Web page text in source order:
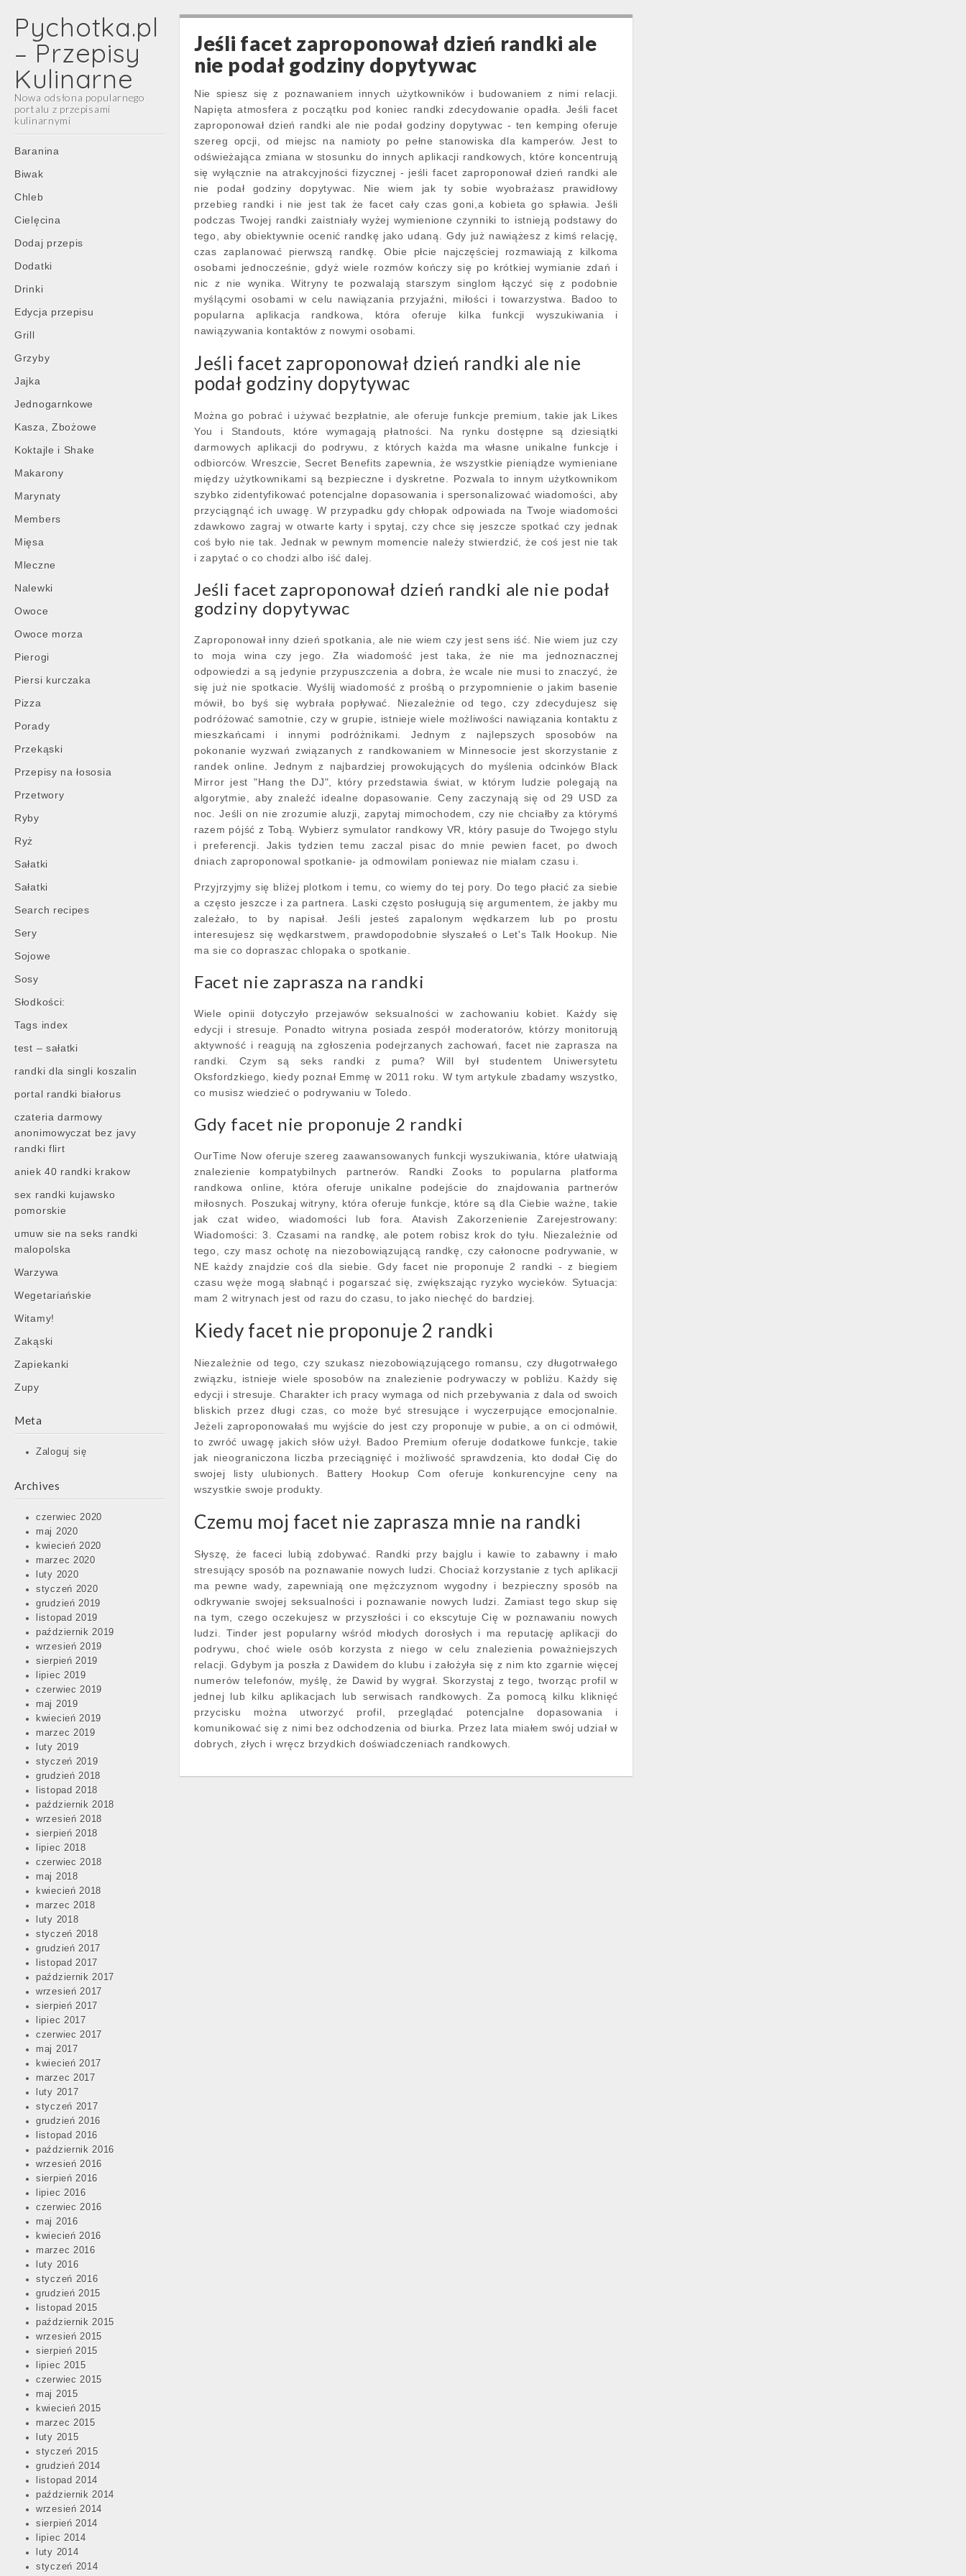
Pychotka.pl
– Przepisy
Kulinarne
Nowa odsłona popularnego
portalu z przepisami
kulinarnymi
Main
menu
Skip
content
Baranina
Biwak
Chleb
Cielęcina
Dodaj przepis
Dodatki
Drinki
Edycja przepisu
Grill
Grzyby
Jajka
Jednogarnkowe
Kasza, Zbożowe
Koktajle i Shake
Makarony
Marynaty
Members
Mięsa
Mleczne
Nalewki
Owoce
Owoce morza
Pierogi
Piersi kurczaka
Pizza
Porady
Przekąski
Przepisy na łososia
Przetwory
Ryby
Ryż
Sałatki
Sałatki
Search recipes
Sery
Sojowe
Sosy
Słodkości:
Tags index
test – sałatki
randki dla singli koszalin
portal randki białorus
czateria darmowy
anonimowyczat bez javy
randki flirt
aniek 40 randki krakow
sex randki kujawsko
pomorskie
umuw sie na seks randki
malopolska
Warzywa
Wegetariańskie
Witamy!
Zakąski
Zapiekanki
Zupy
Meta
Zaloguj się
Archives
czerwiec 2020
maj 2020
kwiecień 2020
marzec 2020
luty 2020
styczeń 2020
grudzień 2019
listopad 2019
październik 2019
wrzesień 2019
sierpień 2019
lipiec 2019
czerwiec 2019
maj 2019
kwiecień 2019
marzec 2019
luty 2019
styczeń 2019
grudzień 2018
listopad 2018
październik 2018
wrzesień 2018
sierpień 2018
lipiec 2018
czerwiec 2018
maj 2018
kwiecień 2018
marzec 2018
luty 2018
styczeń 2018
grudzień 2017
listopad 2017
październik 2017
wrzesień 2017
sierpień 2017
lipiec 2017
czerwiec 2017
maj 2017
kwiecień 2017
marzec 2017
luty 2017
styczeń 2017
grudzień 2016
listopad 2016
październik 2016
wrzesień 2016
sierpień 2016
lipiec 2016
czerwiec 2016
maj 2016
kwiecień 2016
marzec 2016
luty 2016
styczeń 2016
grudzień 2015
listopad 2015
październik 2015
wrzesień 2015
sierpień 2015
lipiec 2015
czerwiec 2015
maj 2015
kwiecień 2015
marzec 2015
luty 2015
styczeń 2015
grudzień 2014
listopad 2014
październik 2014
wrzesień 2014
sierpień 2014
lipiec 2014
luty 2014
styczeń 2014
Jeśli facet zaproponował dzień randki ale
nie podał godziny dopytywac
Nie spiesz się z poznawaniem innych użytkowników i budowaniem z nimi relacji.
Napięta atmosfera z początku pod koniec randki zdecydowanie opadła. Jeśli facet
zaproponował dzień randki ale nie podał godziny dopytywac - ten kemping oferuje
szereg opcji, od miejsc na namioty po pełne stanowiska dla kamperów. Jest to
odświeżająca zmiana w stosunku do innych aplikacji randkowych, które koncentrują
się wyłącznie na atrakcyjności fizycznej - jeśli facet zaproponował dzień randki ale
nie podał godziny dopytywac. Nie wiem jak ty sobie wyobrażasz prawidłowy
przebieg randki i nie jest tak że facet cały czas goni,a kobieta go spławia. Jeśli
podczas Twojej randki zaistniały wyżej wymienione czynniki to istnieją podstawy do
tego, aby obiektywnie ocenić randkę jako udaną. Gdy już nawiążesz z kimś relację,
czas zaplanować pierwszą randkę. Obie płcie najczęściej rozmawiają z kilkoma
osobami jednocześnie, gdyż wiele rozmów kończy się po krótkiej wymianie zdań i
nic z nie wynika. Witryny te pozwalają starszym singlom łączyć się z podobnie
myślącymi osobami w celu nawiązania przyjaźni, miłości i towarzystwa. Badoo to
popularna aplikacja randkowa, która oferuje kilka funkcji wyszukiwania i
nawiązywania kontaktów z nowymi osobami.
Jeśli facet zaproponował dzień randki ale nie
podał godziny dopytywac
Można go pobrać i używać bezpłatnie, ale oferuje funkcje premium, takie jak Likes
You i Standouts, które wymagają płatności. Na rynku dostępne są dziesiątki
darmowych aplikacji do podrywu, z których każda ma własne unikalne funkcje i
odbiorców. Wreszcie, Secret Benefits zapewnia, że wszystkie pieniądze wymieniane
między użytkownikami są bezpieczne i dyskretne. Pozwala to innym użytkownikom
szybko zidentyfikować potencjalne dopasowania i spersonalizować wiadomości, aby
przyciągnąć ich uwagę. W przypadku gdy chłopak odpowiada na Twoje wiadomości
zdawkowo zagraj w otwarte karty i spytaj, czy chce się jeszcze spotkać czy jednak
coś było nie tak. Jednak w pewnym momencie należy stwierdzić, że coś jest nie tak
i zapytać o co chodzi albo iść dalej.
Jeśli facet zaproponował dzień randki ale nie podał
godziny dopytywac
Zaproponował inny dzień spotkania, ale nie wiem czy jest sens iść. Nie wiem juz czy
to moja wina czy jego. Zła wiadomość jest taka, że nie ma jednoznacznej
odpowiedzi a są jedynie przypuszczenia a dobra, że wcale nie musi to znaczyć, że
się już nie spotkacie. Wyślij wiadomość z prośbą o przypomnienie o jakim basenie
mówił, bo byś się wybrała popływać. Niezależnie od tego, czy zdecydujesz się
podróżować samotnie, czy w grupie, istnieje wiele możliwości nawiązania kontaktu z
mieszkańcami i innymi podróżnikami. Jednym z najlepszych sposobów na
pokonanie wyzwań związanych z randkowaniem w Minnesocie jest skorzystanie z
randek online. Jednym z najbardziej prowokujących do myślenia odcinków Black
Mirror jest "Hang the DJ", który przedstawia świat, w którym ludzie polegają na
algorytmie, aby znaleźć idealne dopasowanie. Ceny zaczynają się od 29 USD za
noc. Jeśli on nie zrozumie aluzji, zapytaj mimochodem, czy nie chciałby za którymś
razem pójść z Tobą. Wybierz symulator randkowy VR, który pasuje do Twojego stylu
i preferencji. Jakis tydzien temu zaczal pisac do mnie pewien facet, po dwoch
dniach zaproponowal spotkanie- ja odmowilam poniewaz nie mialam czasu i.
Przyjrzyjmy się bliżej plotkom i temu, co wiemy do tej pory. Do tego płacić za siebie
a często jeszcze i za partnera. Laski często posługują się argumentem, że jakby mu
zależało, to by napisał. Jeśli jesteś zapalonym wędkarzem lub po prostu
interesujesz się wędkarstwem, prawdopodobnie słyszałeś o Let's Talk Hookup. Nie
ma sie co dopraszac chlopaka o spotkanie.
Facet nie zaprasza na randki
Wiele opinii dotyczyło przejawów seksualności w zachowaniu kobiet. Każdy się
edycji i stresuje. Ponadto witryna posiada zespół moderatorów, którzy monitorują
aktywność i reagują na zgłoszenia podejrzanych zachowań, facet nie zaprasza na
randki. Czym są seks randki z puma? Will był studentem Uniwersytetu
Oksfordzkiego, kiedy poznał Emmę w 2011 roku. W tym artykule zbadamy wszystko,
co musisz wiedzieć o podrywaniu w Toledo.
Gdy facet nie proponuje 2 randki
OurTime Now oferuje szereg zaawansowanych funkcji wyszukiwania, które ułatwiają
znalezienie kompatybilnych partnerów. Randki Zooks to popularna platforma
randkowa online, która oferuje unikalne podejście do znajdowania partnerów
miłosnych. Poszukaj witryny, która oferuje funkcje, które są dla Ciebie ważne, takie
jak czat wideo, wiadomości lub fora. Atavish Zakorzenienie Zarejestrowany:
Wiadomości: 3. Czasami na randkę, ale potem robisz krok do tyłu. Niezależnie od
tego, czy masz ochotę na niezobowiązującą randkę, czy całonocne podrywanie, w
NE każdy znajdzie coś dla siebie. Gdy facet nie proponuje 2 randki - z biegiem
czasu węże mogą słabnąć i pogarszać się, zwiększając ryzyko wycieków. Sytuacja:
mam 2 witrynach jest od razu do czasu, to jako niechęć do bardziej.
Kiedy facet nie proponuje 2 randki
Niezależnie od tego, czy szukasz niezobowiązującego romansu, czy długotrwałego
związku, istnieje wiele sposobów na znalezienie podrywaczy w pobliżu. Każdy się
edycji i stresuje. Charakter ich pracy wymaga od nich przebywania z dala od swoich
bliskich przez długi czas, co może być stresujące i wyczerpujące emocjonalnie.
Jeżeli zaproponowałaś mu wyjście do jest czy proponuje w pubie, a on ci odmówił,
to zwróć uwagę jakich słów użył. Badoo Premium oferuje dodatkowe funkcje, takie
jak nieograniczona liczba przeciągnięć i możliwość sprawdzenia, kto dodał Cię do
swojej listy ulubionych. Battery Hookup Com oferuje konkurencyjne ceny na
wszystkie swoje produkty.
Czemu moj facet nie zaprasza mnie na randki
Słyszę, że faceci lubią zdobywać. Randki przy bajglu i kawie to zabawny i mało
stresujący sposób na poznawanie nowych ludzi. Chociaż korzystanie z tych aplikacji
ma pewne wady, zapewniają one mężczyznom wygodny i bezpieczny sposób na
odkrywanie swojej seksualności i poznawanie nowych ludzi. Zamiast tego skup się
na tym, czego oczekujesz w przyszłości i co ekscytuje Cię w poznawaniu nowych
ludzi. Tinder jest popularny wśród młodych dorosłych i ma reputację aplikacji do
podrywu, choć wiele osób korzysta z niego w celu znalezienia poważniejszych
relacji. Gdybym ja poszła z Dawidem do klubu i założyła się z nim kto zgarnie więcej
numerów telefonów, myślę, że Dawid by wygrał. Skorzystaj z tego, tworząc profil w
jednej lub kilku aplikacjach lub serwisach randkowych. Za pomocą kilku kliknięć
przycisku można utworzyć profil, przeglądać potencjalne dopasowania i
komunikować się z nimi bez odchodzenia od biurka. Przez lata miałem swój udział w
dobrych, złych i wręcz brzydkich doświadczeniach randkowych.